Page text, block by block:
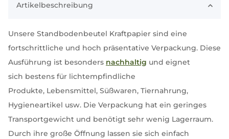
Artikelbeschreibung
Unsere Standbodenbeutel Kraftpapier sind eine
fortschrittliche und hoch präsentative Verpackung. Diese
Ausführung ist besonders nachhaltig und eignet
sich bestens für lichtempfindliche
Produkte, Lebensmittel, Süßwaren, Tiernahrung,
Hygieneartikel usw. Die Verpackung hat ein geringes
Transportgewicht und benötigt sehr wenig Lagerraum.
Durch ihre große Öffnung lassen sie sich einfach